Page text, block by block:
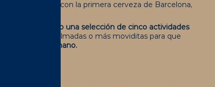
Y si puede ser con la primera cerveza de Barcelona,
preparado una selección de cinco actividades
a tu rollo, calmadas o más moviditas para que
en la mano.